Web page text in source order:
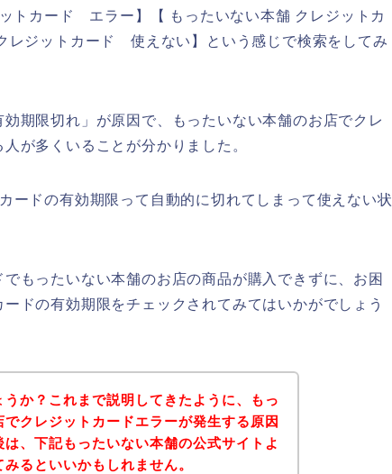
トカード エラー】【 もったいない本舗 クレジットカ
ジットカード 使えない】という感じで検索をしてみ
期限切れ」が原因で、もったいない本舗のお店でクレ
が多くいることが分かりました。
ードの有効期限って自動的に切れてしまって使えない状
もったいない本舗のお店の商品が購入できずに、お困
ドの有効期限をチェックされてみてはいかがでしょう
うか？これまで説明してきたように、もっ
クレジットカードエラーが発生する原因
、下記もったいない本舗の公式サイトよ
るといいかもしれません。